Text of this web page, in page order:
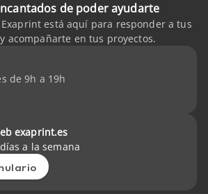
de poder ayudarte
está aquí para responder a tus
acompañarte en tus proyectos.
de 9h a 19h
exaprint.es
a la semana